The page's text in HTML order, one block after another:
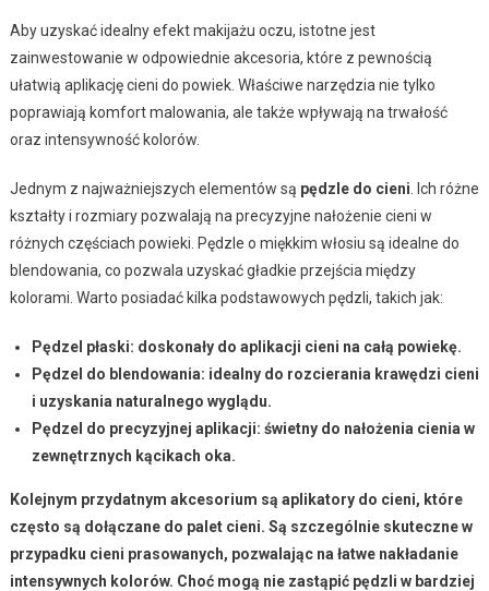
Aby uzyskać idealny efekt makijażu oczu, istotne jest
zainwestowanie w odpowiednie akcesoria, które z pewnością
ułatwią aplikację cieni do powiek. Właściwe narzędzia nie tylko
poprawiają komfort malowania, ale także wpływają na trwałość
oraz intensywność kolorów.
Jednym z najważniejszych elementów są pędzle do cieni . Ich różne
kształty i rozmiary pozwalają na precyzyjne nałożenie cieni w
różnych częściach powieki. Pędzle o miękkim włosiu są idealne do
blendowania, co pozwala uzyskać gładkie przejścia między
kolorami. Warto posiadać kilka podstawowych pędzli, takich jak:
Pędzel płaski: doskonały do aplikacji cieni na całą powiekę.
Pędzel do blendowania: idealny do rozcierania krawędzi cieni
i uzyskania naturalnego wyglądu.
Pędzel do precyzyjnej aplikacji: świetny do nałożenia cienia w
zewnętrznych kącikach oka.
Kolejnym przydatnym akcesorium są aplikatory do cieni, które
często są dołączane do palet cieni. Są szczególnie skuteczne w
przypadku cieni prasowanych, pozwalając na łatwe nakładanie
intensywnych kolorów. Choć mogą nie zastąpić pędzli w bardziej